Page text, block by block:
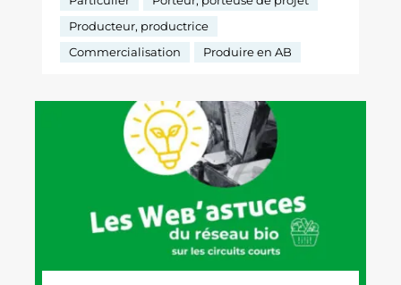
Producteur, productrice
Commercialisation
Produire en AB